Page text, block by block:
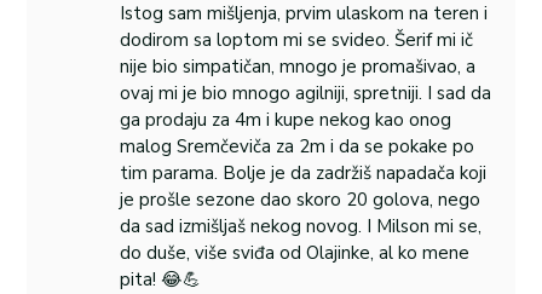
Istog sam mišljenja, prvim ulaskom na teren i
dodirom sa loptom mi se svideo. Šerif mi ič
nije bio simpatičan, mnogo je promašivao, a
ovaj mi je bio mnogo agilniji, spretniji. I sad da
ga prodaju za 4m i kupe nekog kao onog
malog Sremčeviča za 2m i da se pokake po
tim parama. Bolje je da zadržiš napadača koji
je prošle sezone dao skoro 20 golova, nego
da sad izmišljaš nekog novog. I Milson mi se,
do duše, više sviđa od Olajinke, al ko mene
pita! 😂💪